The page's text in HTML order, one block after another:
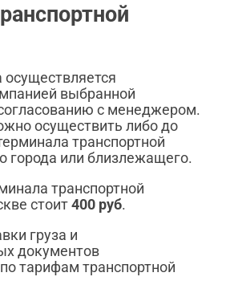
выбранной
с менеджером.
осуществить либо до
транспортной
города или близлежащего.
транспортной
стоит400 руб.
груза и
документов
тарифам транспортной